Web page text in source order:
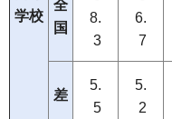
学校
全
国
8.
3
6.
7
差
5.
5
5.
2